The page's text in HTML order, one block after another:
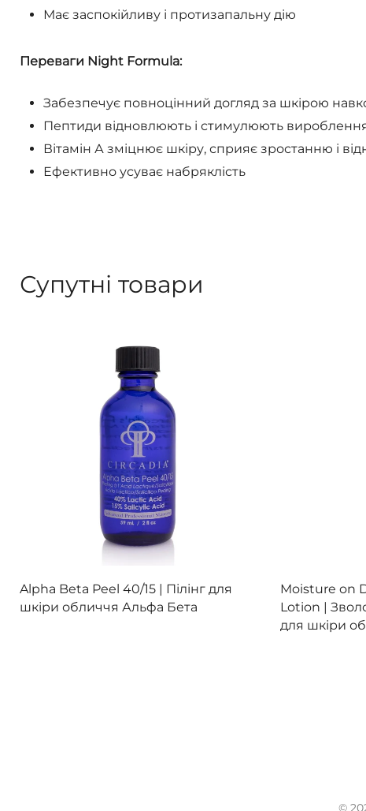
Має заспокійливу і протизапальну дію
Переваги Night Formula:
Забезпечує повноцінний догляд за шкірою
Пептиди відновлюють і стимулюють
Вітамін А зміцнює шкіру, сприяє зростанню і
Ефективно усуває набряклість
Супутні товари
Переглянути
Alpha Beta Peel 40/15 | Пілінг для
шкіри обличчя Альфа Бета
Moisture on
Lotion |
для шкіри
©